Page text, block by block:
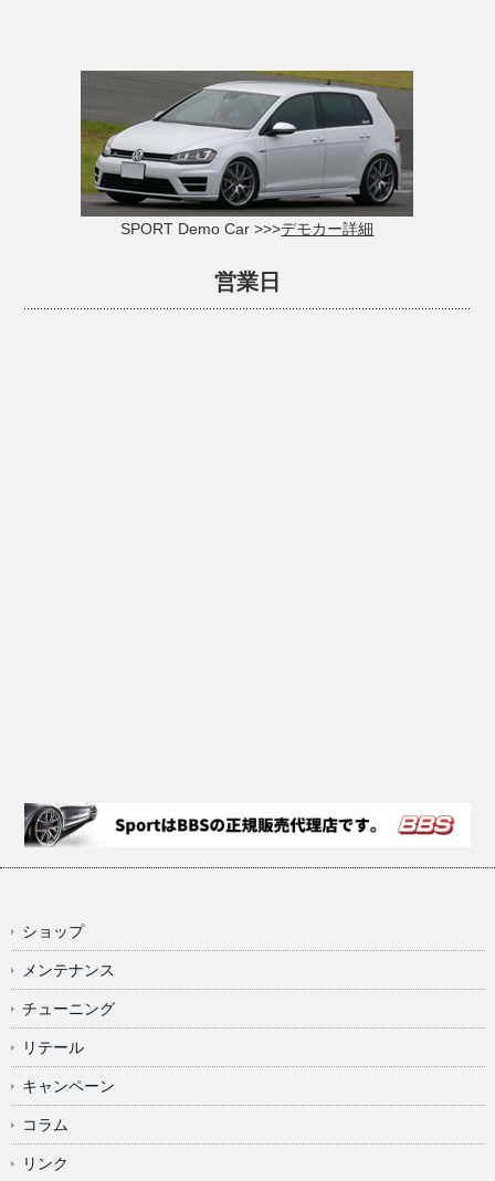
SPORT Demo Car >>>デモカー詳細
営業日
ショップ
メンテナンス
チューニング
リテール
キャンペーン
コラム
リンク